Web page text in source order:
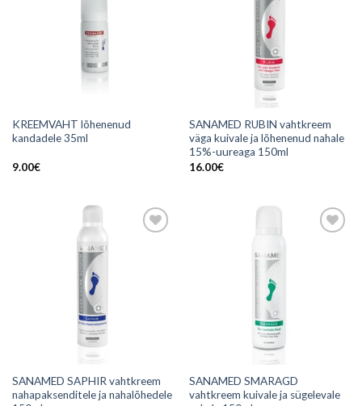
KREEMVAHT lõhenenud
kandadele 35ml
9.00€
SANAMED RUBIN vahtkreem
väga kuivale ja lõhenenud nahale
15%-uureaga 150ml
16.00€
SANAMED SAPHIR vahtkreem
nahapaksenditele ja nahalõhedele
SANAMED SMARAGD
vahtkreem kuivale ja sügelevale